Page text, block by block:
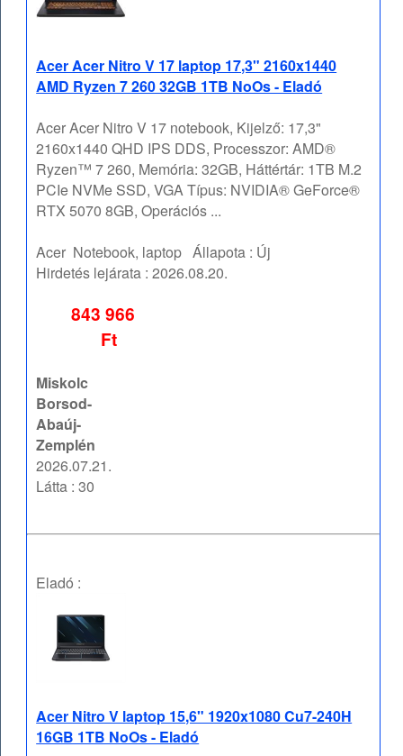
Acer Acer Nitro V 17 laptop 17,3" 2160x1440
AMD Ryzen 7 260 32GB 1TB NoOs - Eladó
Acer Acer Nitro V 17 notebook, Kijelző: 17,3"
2160x1440 QHD IPS DDS, Processzor: AMD®
Ryzen™ 7 260, Memória: 32GB, Háttértár: 1TB M.2
PCIe NVMe SSD, VGA Típus: NVIDIA® GeForce®
RTX 5070 8GB, Operációs ...
Acer Notebook, laptop Állapota : Új
Hirdetés lejárata :2026.08.20.
843 966
Ft
Miskolc
Borsod-
Abaúj-
Zemplén
2026.07.21.
Látta : 30
Eladó :
Acer Nitro V laptop 15,6" 1920x1080 Cu7-240H
16GB 1TB NoOs - Eladó